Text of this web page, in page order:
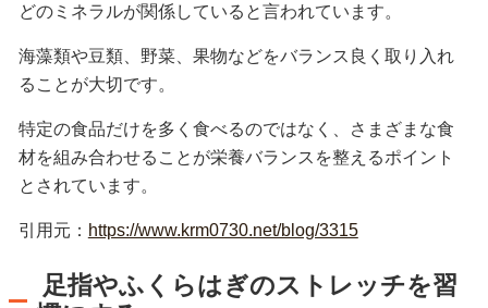
どのミネラルが関係していると言われています。
海藻類や豆類、野菜、果物などをバランス良く取り入れ
ることが大切です。
特定の食品だけを多く食べるのではなく、さまざまな食
材を組み合わせることが栄養バランスを整えるポイント
とされています。
引用元： https://www.krm0730.net/blog/3315
足指やふくらはぎのストレッチを習